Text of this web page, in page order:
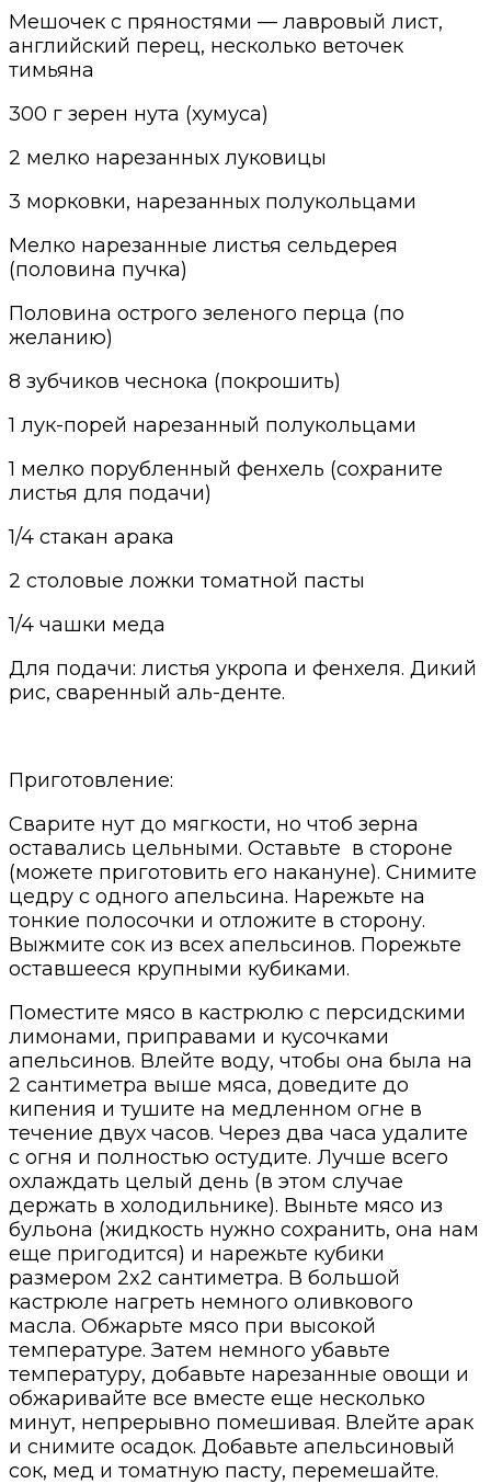
Мешочек с пряностями — лавровый лист,
английский перец, несколько веточек
тимьяна
300 г зерен нута (хумуса)
2 мелко нарезанных луковицы
3 морковки, нарезанных полукольцами
Мелко нарезанные листья сельдерея
(половина пучка)
Половина острого зеленого перца (по
желанию)
8 зубчиков чеснока (покрошить)
1 лук-порей нарезанный полукольцами
1 мелко порубленный фенхель (сохраните
листья для подачи)
1/4 стакан арака
2 столовые ложки томатной пасты
1/4 чашки меда
Для подачи: листья укропа и фенхеля. Дикий
рис, сваренный аль-денте.
Приготовление:
Сварите нут до мягкости, но чтоб зерна
оставались цельными. Оставьте в стороне
(можете приготовить его накануне). Снимите
цедру с одного апельсина. Нарежьте на
тонкие полосочки и отложите в сторону.
Выжмите сок из всех апельсинов. Порежьте
оставшееся крупными кубиками.
Поместите мясо в кастрюлю с персидскими
лимонами, приправами и кусочками
апельсинов. Влейте воду, чтобы она была на
2 сантиметра выше мяса, доведите до
кипения и тушите на медленном огне в
течение двух часов. Через два часа удалите
с огня и полностью остудите. Лучше всего
охлаждать целый день (в этом случае
держать в холодильнике). Выньте мясо из
бульона (жидкость нужно сохранить, она нам
еще пригодится) и нарежьте кубики
размером 2x2 сантиметра. В большой
кастрюле нагреть немного оливкового
масла. Обжарьте мясо при высокой
температуре. Затем немного убавьте
температуру, добавьте нарезанные овощи и
обжаривайте все вместе еще несколько
минут, непрерывно помешивая. Влейте арак
и снимите осадок. Добавьте апельсиновый
сок, мед и томатную пасту, перемешайте.